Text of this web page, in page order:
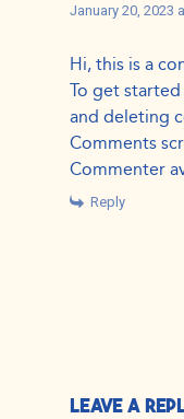
January 20, 2023
Hi, this is a
To get
and deleting
Comments
Commenter
Reply
LEAVE A